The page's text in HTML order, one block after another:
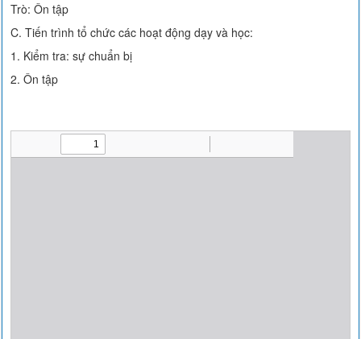
Trò: Ôn tập
C. Tiến trình tổ chức các hoạt động dạy và học:
1. Kiểm tra: sự chuẩn bị
2. Ôn tập